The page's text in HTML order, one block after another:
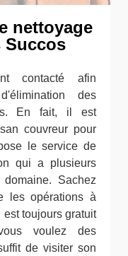
nettoyage
Succos
contacté afin
des
En fait, il est
couvreur pour
le service de
qui a plusieurs
Sachez
les opérations à
toujours gratuit
voulez des
de visiter son